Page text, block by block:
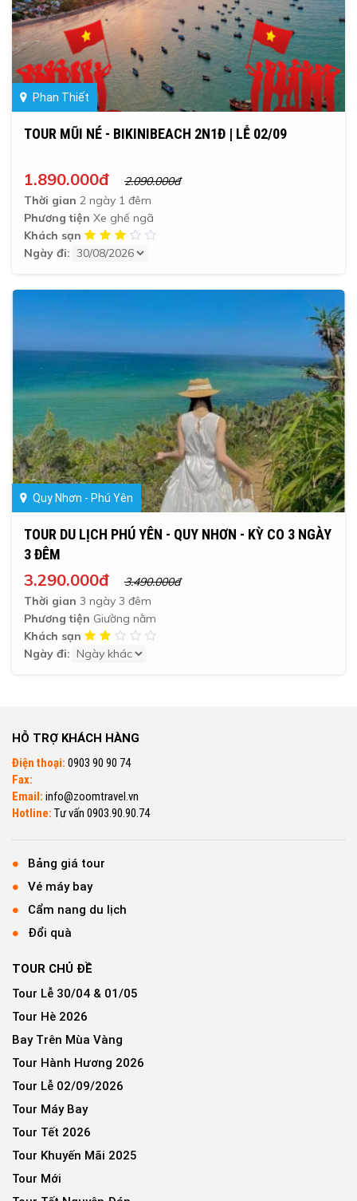
Phan Thiết
TOUR MŨI NÉ - BIKINIBEACH 2N1Đ | LỄ 02/09
1.890.000đ
2.090.000đ
Thời gian 2 ngày 1 đêm
Phương tiện Xe ghế ngã
Khách sạn
Ngày đi:
Quy Nhơn - Phú Yên
TOUR DU LỊCH PHÚ YÊN - QUY NHƠN - KỲ CO 3 NGÀY
3 ĐÊM
3.290.000đ
3.490.000đ
Thời gian 3 ngày 3 đêm
Phương tiện Giường nằm
Khách sạn
Ngày đi:
HỖ TRỢ KHÁCH HÀNG
Điện thoại: 0903 90 90 74
Fax:
Email: info@zoomtravel.vn
Hotline: Tư vấn 0903.90.90.74
Bảng giá tour
Vé máy bay
Cẩm nang du lịch
Đổi quà
TOUR CHỦ ĐỀ
Tour Lễ 30/04 & 01/05
Tour Hè 2026
Bay Trên Mùa Vàng
Tour Hành Hương 2026
Tour Lễ 02/09/2026
Tour Máy Bay
Tour Tết 2026
Tour Khuyến Mãi 2025
Tour Mới